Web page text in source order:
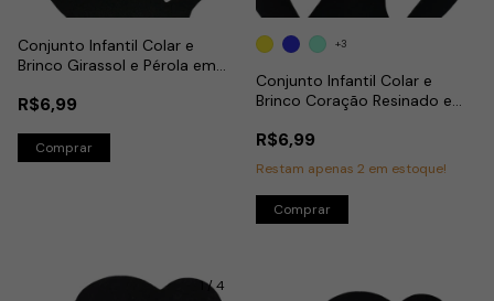
Conjunto Infantil Colar e
Brinco Girassol e Pérola em
R$6,99
Conjunto Infantil Colar e
Brinco Coração Resinado e
R$6,99
Restam apenas 2 em estoque!
+3
Comprar
1/4